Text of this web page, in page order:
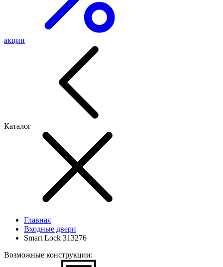
акции
Каталог
Главная
Входные двери
Smart Lock 313276
Возможные конструкции: